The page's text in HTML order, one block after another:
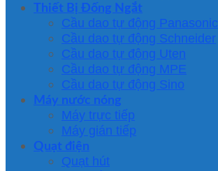
Thiết Bị Đống Ngắt
Cầu dao tự động Panasonic
Cầu dao tự động Schneider
Cầu dao tự động Uten
Cầu dao tự động MPE
Cầu dao tự động Sino
Máy nước nóng
Máy trực tiếp
Máy gián tiếp
Quạt điện
Quạt hút